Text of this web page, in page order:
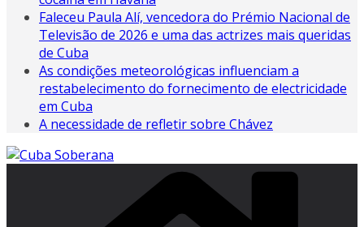
Faleceu Paula Alí, vencedora do Prémio Nacional de
Televisão de 2026 e uma das actrizes mais queridas
de Cuba
As condições meteorológicas influenciam a
restabelecimento do fornecimento de electricidade
em Cuba
A necessidade de refletir sobre Chávez